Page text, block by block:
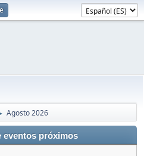
Agosto 2026
eventos próximos